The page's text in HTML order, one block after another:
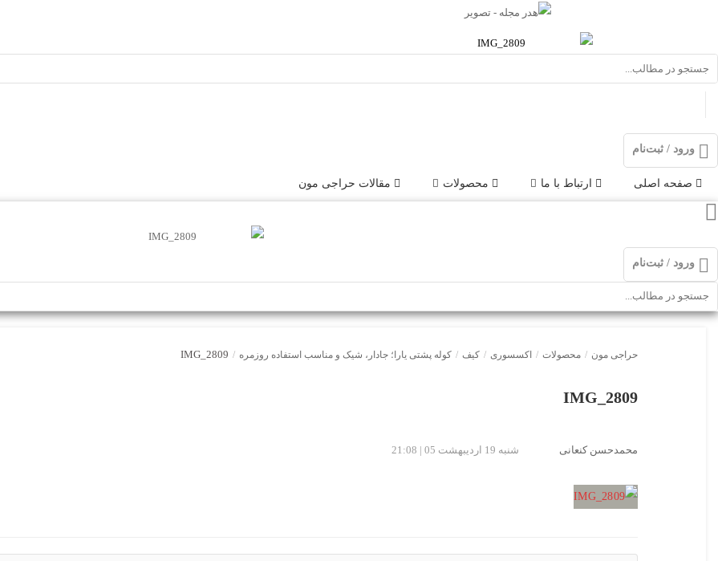
ورود / ثبت‌نام
صفحه اصلی ارتباط با ما محصولات مقالات حراجی مون
ورود / ثبت‌نام
حراجی مون / محصولات / اکسسوری / کیف / کوله پشتی یارا؛ جادار، شیک و مناسب استفاده روزمره /
IMG_2809
IMG_2809
محمدحسن کنعانی شنبه 19 اردیبهشت 05 | 21:08